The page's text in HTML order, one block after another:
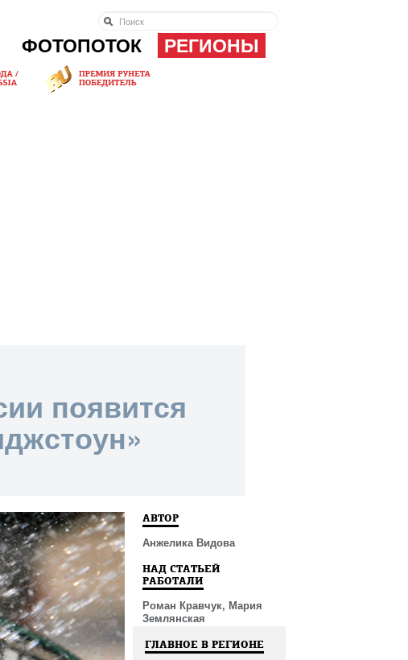
ФОТОПОТОК РЕГИОНЫ
появится
АВТОР
Анжелика Видова
НАД СТАТЬЕЙ
РАБОТАЛИ
Роман Кравчук, Мария
Землянская
ГЛАВНОЕ В РЕГИОНЕ